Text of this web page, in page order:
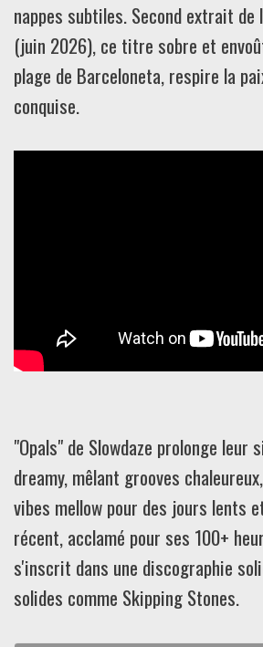
nappes subtiles. Second extrait de
(juin 2026), ce titre sobre et
plage de Barceloneta, respire la
conquise.
"Opals" de Slowdaze prolonge
dreamy, mêlant grooves
vibes mellow pour des jours lents
récent, acclamé pour ses 100+
s'inscrit dans une discographie
solides comme Skipping Stones.